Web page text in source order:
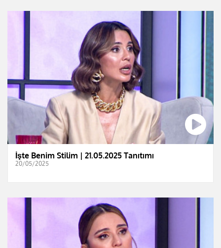
İşte Benim Stilim | 21.05.2025 Tanıtımı
20/05/2025